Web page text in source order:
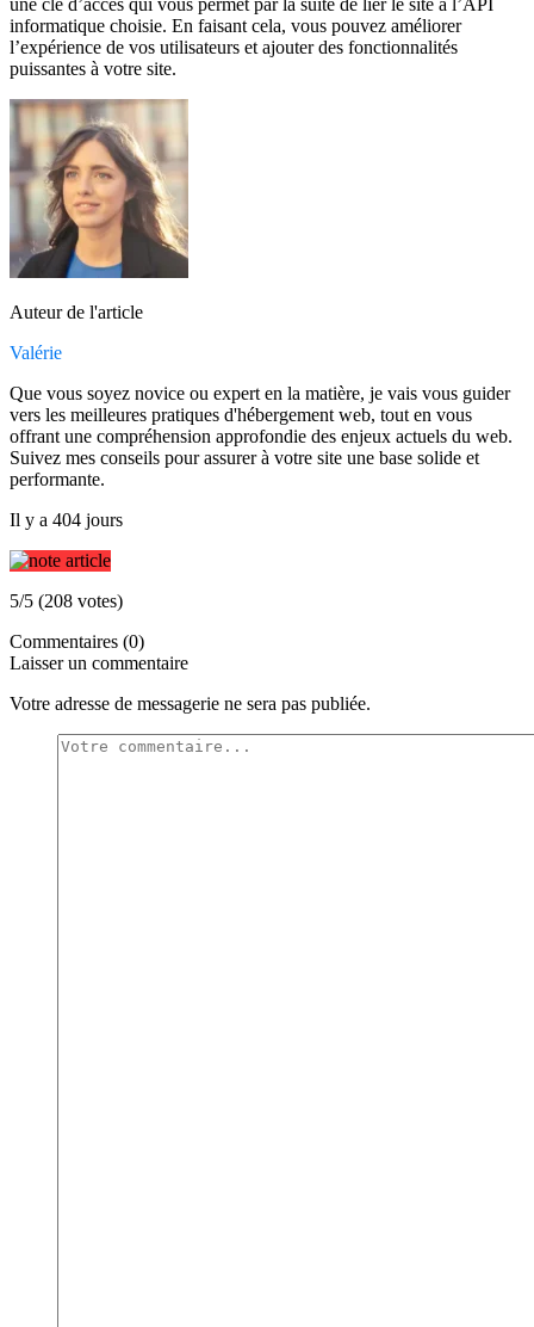
informatique choisie. En faisant cela, vous pouvez améliorer
l’expérience de vos utilisateurs et ajouter des fonctionnalités
puissantes à votre site.
Auteur de l'article
Valérie
Que vous soyez novice ou expert en la matière, je vais vous guider
vers les meilleures pratiques d'hébergement web, tout en vous
offrant une compréhension approfondie des enjeux actuels du web.
Suivez mes conseils pour assurer à votre site une base solide et
performante.
Il y a 404 jours
5/5 (208 votes)
Commentaires (0)
Laisser un commentaire
Votre adresse de messagerie ne sera pas publiée.